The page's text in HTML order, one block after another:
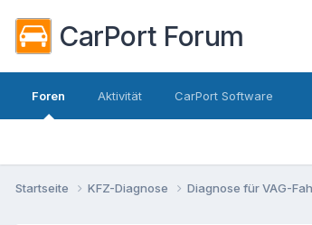
CarPort Forum
Foren Aktivität CarPort Software
Startseite KFZ-Diagnose Diagnose für VAG-